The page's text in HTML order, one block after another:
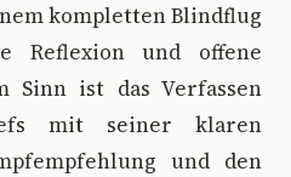
kompletten Blindflug
Reflexion und offene
Sinn ist das Verfassen
mit seiner klaren
und den